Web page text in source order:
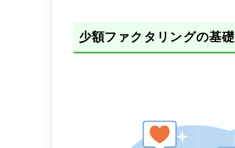
少額ファクタリングの基礎